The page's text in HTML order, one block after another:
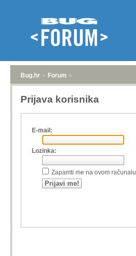
Bug.hr » Forum »
Prijava korisnika
E-mail:
Lozinka:
Zapamti me na ovom računalu